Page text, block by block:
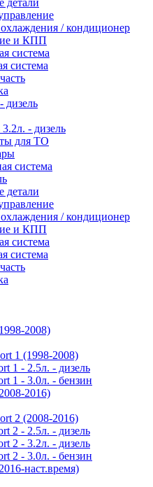
детали
/ кондиционер
и КПП
система
система
дизель
- дизель
для ТО
система
детали
/ кондиционер
и КПП
система
система
2008)
1 (1998-2008)
1 - 2.5л. - дизель
1 - 3.0л. - бензин
2016)
2 (2008-2016)
2 - 2.5л. - дизель
2 - 3.2л. - дизель
2 - 3.0л. - бензин
наст.время)